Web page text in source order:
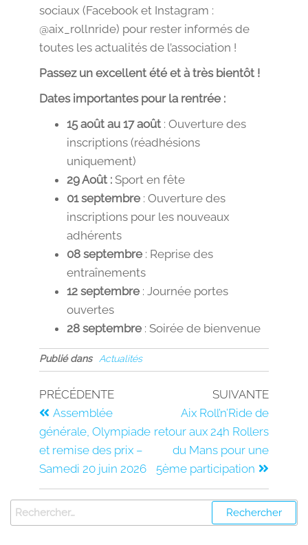
sociaux (Facebook et Instagram :
@aix_rollnride) pour rester informés de
toutes les actualités de l’association !
Passez un excellent été et à très bientôt !
Dates importantes pour la rentrée :
15 août au 17 août: Ouverture des
inscriptions (réadhésions
uniquement)
29 Août : Sport en fête
01 septembre: Ouverture des
inscriptions pour les nouveaux
adhérents
08 septembre: Reprise des
entraînements
12 septembre: Journée portes
ouvertes
28 septembre: Soirée de bienvenue
Publié dans Actualités
PRÉCÉDENTE
Assemblée
générale, Olympiade
et remise des prix –
Samedi 20 juin 2026
SUIVANTE
Aix Roll’n’Ride de
retour aux 24h Rollers
du Mans pour une
5ème participation